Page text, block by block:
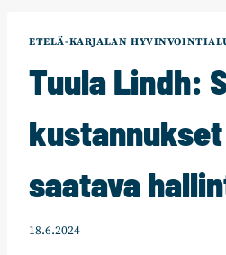
ETELÄ-KARJALAN
Tuula Lindh:
saatava
18.6.2024